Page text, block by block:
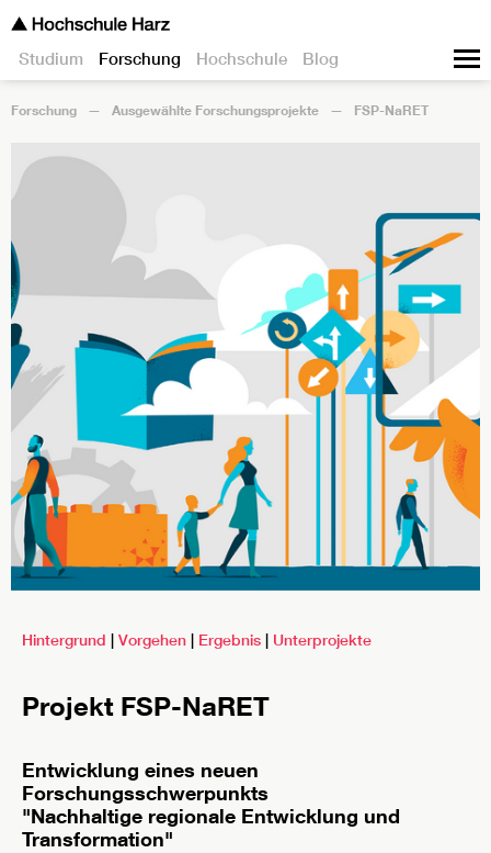
Studium Forschung Hochschule Blog
Forschung Ausgewählte Forschungsprojekte FSP-NaRET
Hintergrund | Vorgehen | Ergebnis | Unterprojekte
Projekt FSP-NaRET
Entwicklung eines neuen
Forschungsschwerpunkts
"Nachhaltige regionale Entwicklung und
Transformation"